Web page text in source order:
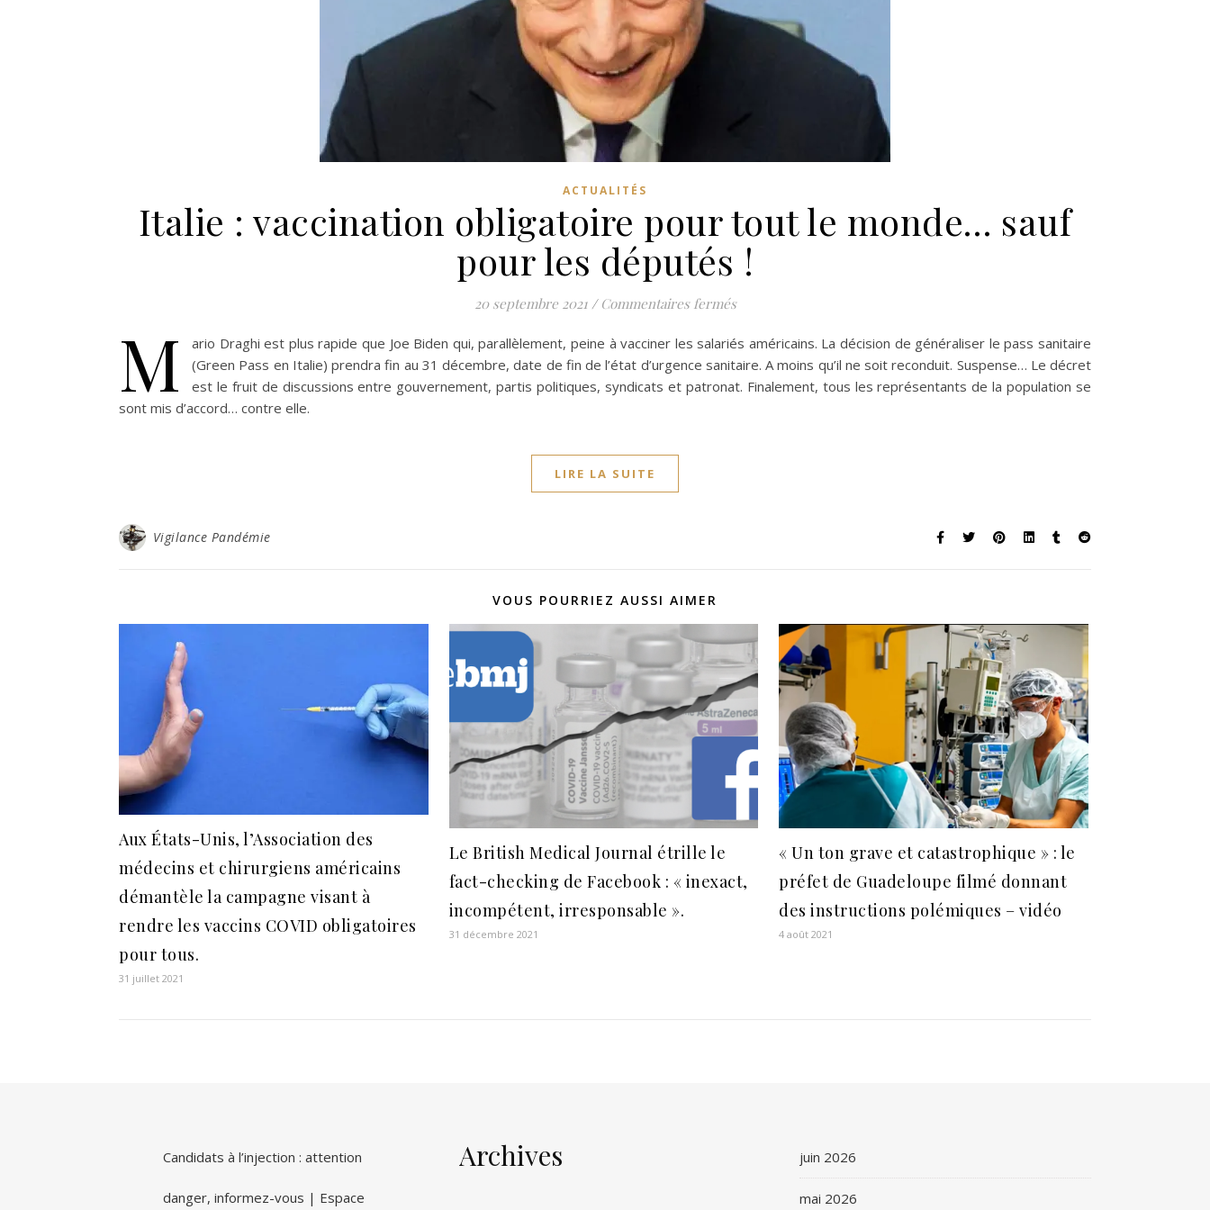
ACTUALITÉS
Italie : vaccination obligatoire pour tout le monde… sauf
pour les députés !
20 septembre 2021 / Commentaires ferméssur Italie : vaccination obligatoire pour tout le monde… sauf pour les députés !
M
ario Draghi est plus rapide que Joe Biden qui, parallèlement, peine à vacciner les salariés américains. La décision de généraliser le pass sanitaire
(Green Pass en Italie) prendra fin au 31 décembre, date de fin de l’état d’urgence sanitaire. A moins qu’il ne soit reconduit. Suspense… Le décret
est le fruit de discussions entre gouvernement, partis politiques, syndicats et patronat. Finalement, tous les représentants de la population se
sont mis d’accord… contre elle.
LIRE LA SUITE
Vigilance Pandémie
VOUS POURRIEZ AUSSI AIMER
Aux États-Unis, l’Association des
médecins et chirurgiens américains
démantèle la campagne visant à
rendre les vaccins COVID obligatoires
pour tous.
31 juillet 2021
Le British Medical Journal étrille le
fact-checking de Facebook : « inexact,
incompétent, irresponsable ».
31 décembre 2021
« Un ton grave et catastrophique » : le
préfet de Guadeloupe filmé donnant
des instructions polémiques – vidéo
4 août 2021
Candidats à l’injection : attention
danger, informez-vous | Espace
Archives juin 2026
mai 2026